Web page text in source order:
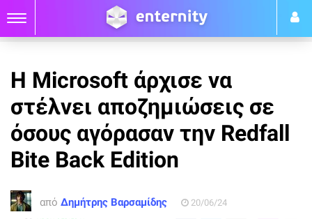
H Microsoft άρχισε να
στέλνει αποζημιώσεις σε
όσους αγόρασαν την Redfall
Bite Back Edition
από Δημήτρης Βαρσαμίδης 20/06/24